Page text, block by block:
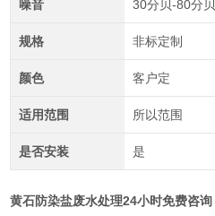
噪音 30分贝-80分贝
规格 非标定制
颜色 客户定
适用范围 所以范围
是否安装 是
黄石防染盐废水处理24小时免费咨询